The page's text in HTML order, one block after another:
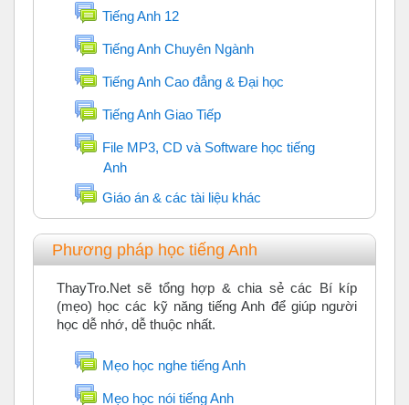
Tiếng Anh 12
Diễn đàn
Tiếng Anh Chuyên Ngành
Diễn đàn
Tiếng Anh Cao đẳng & Đại học
Diễn đàn
Tiếng Anh Giao Tiếp
Diễn đàn
File MP3, CD và Software học tiếng
Anh
Diễn đàn
Giáo án & các tài liệu khác
Diễn đàn
Phương pháp học tiếng Anh
ThayTro.Net sẽ tổng hợp & chia sẻ các Bí kíp
(mẹo) học các kỹ năng tiếng Anh để giúp người
học dễ nhớ, dễ thuộc nhất.
Mẹo học nghe tiếng Anh
Diễn đàn
Mẹo học nói tiếng Anh
Diễn đàn